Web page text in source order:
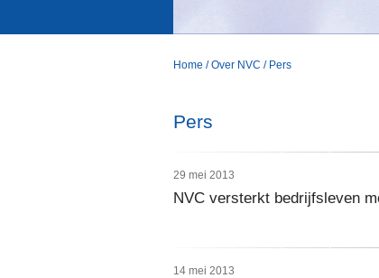
Home /Over NVC / Pers
Pers
29 mei 2013
NVC versterkt bedrijfsleven
14 mei 2013